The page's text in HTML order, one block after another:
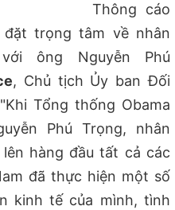
Thông cáo
đặt trọng tâm về nhân
ông Nguyễn Phú
, Chủ tịch Ủy ban Đối
Tổng thống Obama
Phú Trọng, nhân
hàng đầu tất cả các
đã thực hiện một số
kinh tế của mình, tình